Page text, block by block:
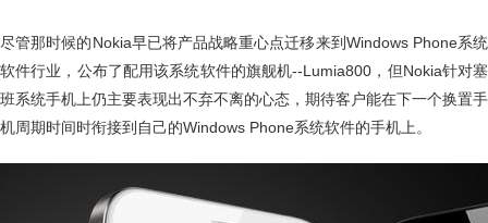
尽管那时候的Nokia早已将产品战略重心点迁移来到Windows Phone系统
软件行业，公布了配用该系统软件的旗舰机--Lumia800，但Nokia针对塞
班系统手机上仍主要表现出不弃不离的心态，期待客户能在下一个换置手
机周期时间时衔接到自己的Windows Phone系统软件的手机上。